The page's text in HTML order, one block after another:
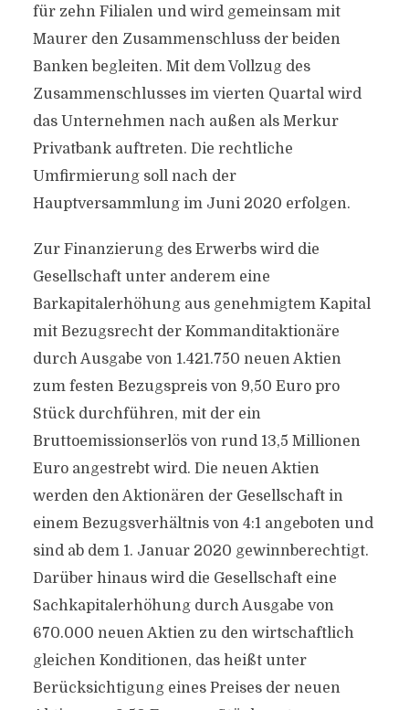
für zehn Filialen und wird gemeinsam mit
Maurer den Zusammenschluss der beiden
Banken begleiten. Mit dem Vollzug des
Zusammenschlusses im vierten Quartal wird
das Unternehmen nach außen als Merkur
Privatbank auftreten. Die rechtliche
Umfirmierung soll nach der
Hauptversammlung im Juni 2020 erfolgen.
Zur Finanzierung des Erwerbs wird die
Gesellschaft unter anderem eine
Barkapitalerhöhung aus genehmigtem Kapital
mit Bezugsrecht der Kommanditaktionäre
durch Ausgabe von 1.421.750 neuen Aktien
zum festen Bezugspreis von 9,50 Euro pro
Stück durchführen, mit der ein
Bruttoemissionserlös von rund 13,5 Millionen
Euro angestrebt wird. Die neuen Aktien
werden den Aktionären der Gesellschaft in
einem Bezugsverhältnis von 4:1 angeboten und
sind ab dem 1. Januar 2020 gewinnberechtigt.
Darüber hinaus wird die Gesellschaft eine
Sachkapitalerhöhung durch Ausgabe von
670.000 neuen Aktien zu den wirtschaftlich
gleichen Konditionen, das heißt unter
Berücksichtigung eines Preises der neuen